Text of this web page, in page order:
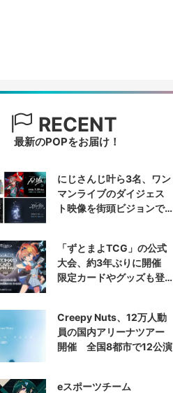
RECENT
最新のPOPをお届け！
にじさんじ叶ら3名、ワン
マンライブのダイジェス
ト映像を街頭ビジョンで
「ずとまよTCG」の公式
大会、約3年ぶりに開催
限定カードやグッズも登
Creepy Nuts、12万人動
員の国内アリーナツアー
開催 全国8都市で12公演
eスポーツチーム